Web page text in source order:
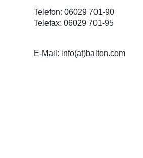
Telefon: 06029 701-90
Telefax: 06029 701-95
E-Mail: info(at)balton.com